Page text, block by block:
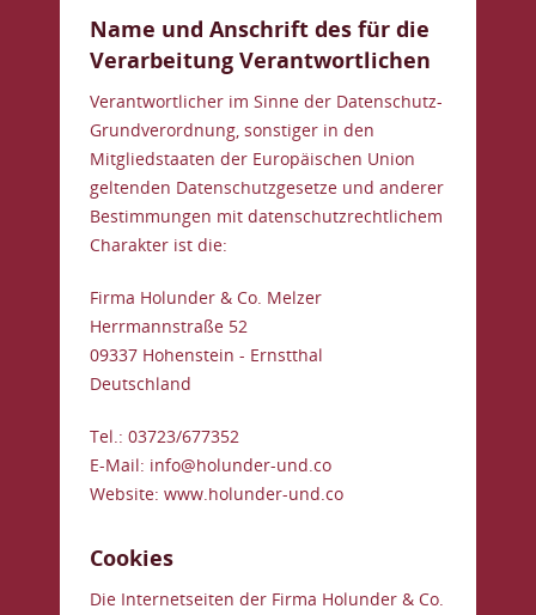
Name und Anschrift des für die
Verarbeitung Verantwortlichen
Verantwortlicher im Sinne der Datenschutz-
Grundverordnung, sonstiger in den
Mitgliedstaaten der Europäischen Union
geltenden Datenschutzgesetze und anderer
Bestimmungen mit datenschutzrechtlichem
Charakter ist die:
Firma Holunder & Co. Melzer
Herrmannstraße 52
09337 Hohenstein - Ernstthal
Deutschland
Tel.: 03723/677352
E-Mail: info@holunder-und.co
Website: www.holunder-und.co
Cookies
Die Internetseiten der Firma Holunder & Co.